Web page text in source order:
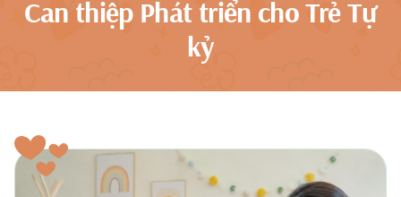
Can thiệp Phát triển cho Trẻ Tự
kỷ